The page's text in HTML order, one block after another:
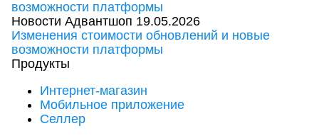
Новости Адвантшоп 19.05.2026
Изменения стоимости обновлений и новые
возможности платформы
Продукты
Интернет-магазин
Мобильное приложение
Селлер